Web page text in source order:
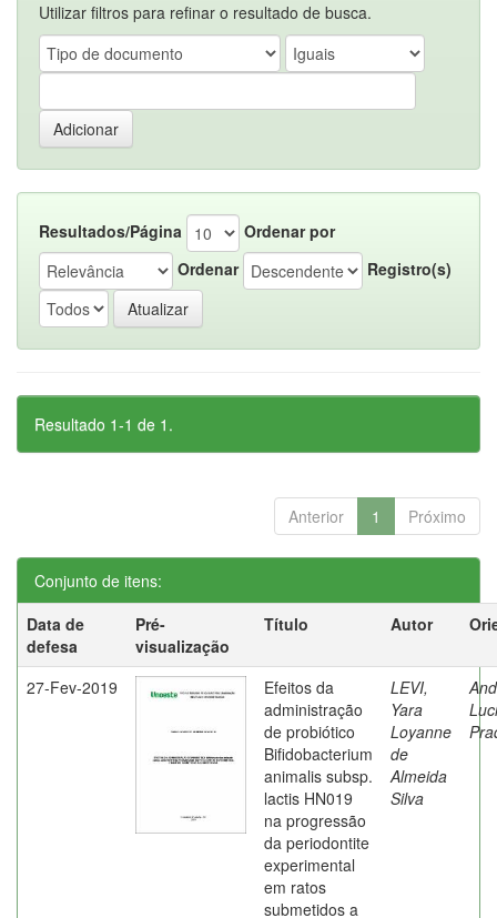
Utilizar filtros para refinar o resultado de busca.
Resultados/Página
Ordenar por
Ordenar
Registro(s)
Resultado 1-1 de 1.
Anterior 1 Próximo
Conjunto de itens:
Data de
defesa
Pré-
visualização
Título Autor
27-Fev-2019
Efeitos da
administração
de probiótico
Bifidobacterium
animalis subsp.
lactis HN019
na progressão
da periodontite
experimental
em ratos
submetidos a
LEVI,
Yara
Loyanne
de
Almeida
Silva